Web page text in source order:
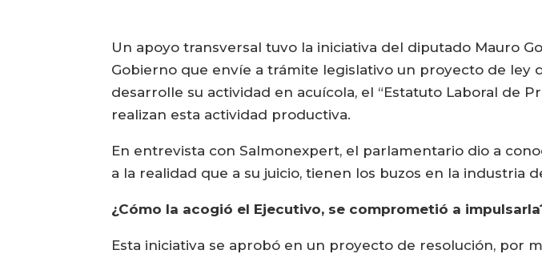
Un apoyo transversal tuvo la iniciativa del diputado Mauro
Gobierno que envíe a trámite legislativo un proyecto de ley
desarrolle su actividad en acuícola, el “Estatuto Laboral de
realizan esta actividad productiva.
En entrevista con Salmonexpert, el parlamentario dio a
a la realidad que a su juicio, tienen los buzos en la industria
¿Cómo la acogió el Ejecutivo, se comprometió a
Esta iniciativa se aprobó en un proyecto de resolución, por